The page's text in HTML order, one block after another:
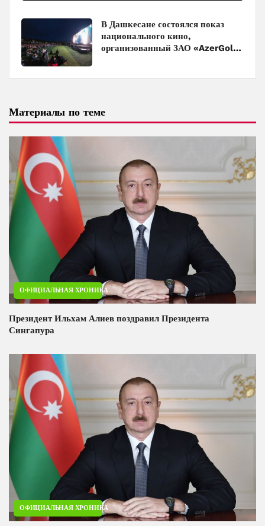
В Дашкесане состоялся показ
национального кино,
организованный ЗАО «AzerGold»
Материалы по теме
ОФИЦИАЛЬНАЯ ХРОНИКА
Президент Ильхам Алиев поздравил Президента
Сингапура
ОФИЦИАЛЬНАЯ ХРОНИКА